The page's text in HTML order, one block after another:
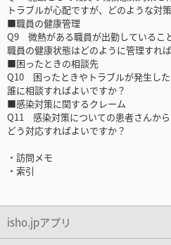
トラブルが心配ですが、どのような対
■職員の健康管理
Q9 微熱がある職員が出勤しているこ
職員の健康状態はどのように管理すれ
■困ったときの相談先
Q10 困ったときやトラブルが発生した
誰に相談すればよいですか？
■感染対策に関するクレーム
Q11 感染対策についての患者さんから
どう対応すればよいですか？
・訪問メモ
・索引
isho.jpアプリ